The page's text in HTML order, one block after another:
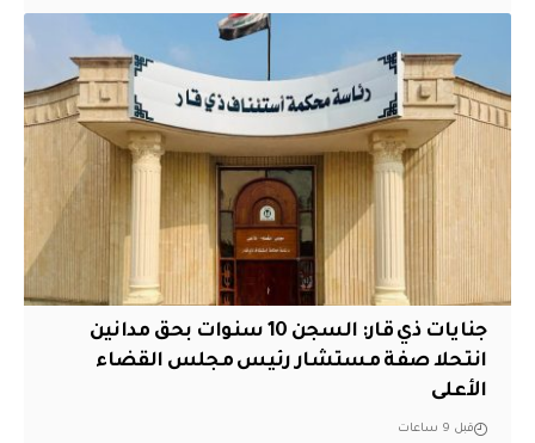
جنايات ذي قار: السجن 10 سنوات بحق مدانين
انتحلا صفة مستشار رئيس مجلس القضاء
الأعلى
قبل 9 ساعات